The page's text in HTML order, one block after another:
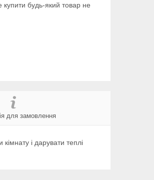
купити будь-який товар не
для замовлення
і дарувати теплі